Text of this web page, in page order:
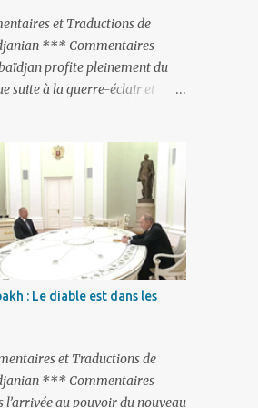
est rétablie ; Et des menaces
les Etats-Unis : «Si Gülen
les États-Unis sacrifieront
bilatérales à cause de ce
et Traductions de
*** Commentaires
profite pleinement du
suite à la guerre-éclair et
l’Arménie et la Turquie
essentiellement gardée par des
russes rattachés à la base
102 de Gumri. On ne sait
prenait au zigoto d’en face
chars sur Erevan (1). Si les
avec le Nakhitchevan,
majeurs, il n’en est pas de
avec l’Azerbaïdjan. Bakou,
faiblesse de l’Arménie et
que ce sont exclusivement des
: Le diable est dans les
et Traductions de
*** Commentaires
au pouvoir du nouveau